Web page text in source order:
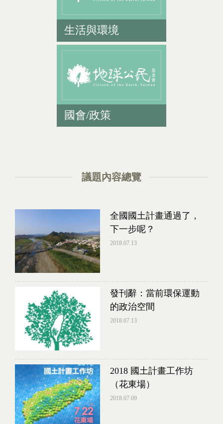
生活與環境
國會/政策
議題內容總覽
全國國土計畫通過了，
下一步呢？
2018.07.13
發刊辭：當前環保運動
的政治空間
2018.07.13
2018 國土計畫工作坊
（花東場）
2018.07.09